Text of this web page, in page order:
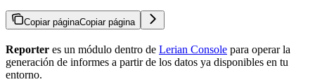
Copiar páginaCopiar página
Reporter es un módulo dentro de Lerian Console para operar la
generación de informes a partir de los datos ya disponibles en tu
entorno.